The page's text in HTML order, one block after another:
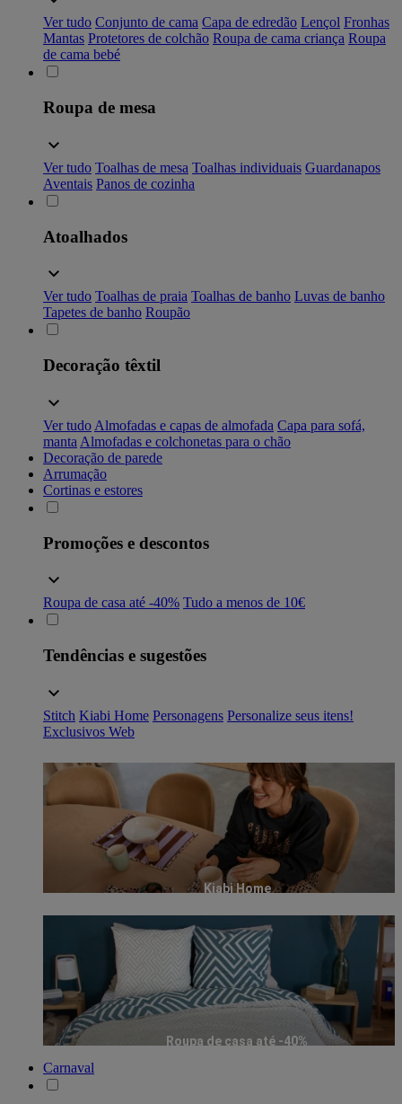
Ver tudo Conjunto de cama Capa de edredão Lençol Fronhas
Mantas Protetores de colchão Roupa de cama criança Roupa
de cama bebé
Roupa de mesa
Ver tudo Toalhas de mesa Toalhas individuais Guardanapos
Aventais Panos de cozinha
Atoalhados
Ver tudo Toalhas de praia Toalhas de banho Luvas de banho
Tapetes de banho Roupão
Decoração têxtil
Ver tudo Almofadas e capas de almofada Capa para sofá,
manta Almofadas e colchonetas para o chão
Decoração de parede
Arrumação
Cortinas e estores
Promoções e descontos
Roupa de casa até -40% Tudo a menos de 10€
Tendências e sugestões
Stitch Kiabi Home Personagens Personalize seus itens!
Exclusivos Web
Kiabi Home
Roupa de casa até -40%
Carnaval